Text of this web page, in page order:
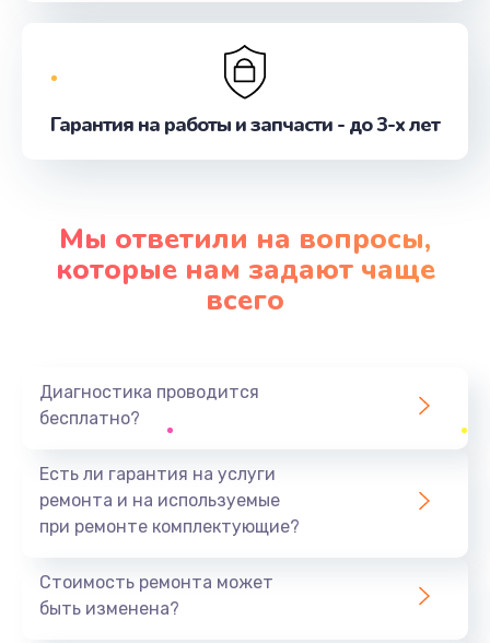
Гарантия на работы и запчасти - до 3-х лет
Мы ответили на вопросы,
которые нам задают чаще
всего
Диагностика проводится
бесплатно?
Есть ли гарантия на услуги
ремонта и на используемые
при ремонте комплектующие?
Стоимость ремонта может
быть изменена?